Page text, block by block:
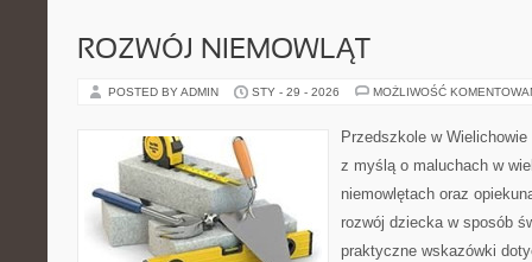
ROZWÓJ NIEMOWLĄT
POSTED BY ADMIN STY - 29 - 2026 MOŻLIWOŚĆ
Przedszkole w
z myślą o maluchach w
niemowlętach oraz
rozwój dziecka w sposób
praktyczne wskazówki